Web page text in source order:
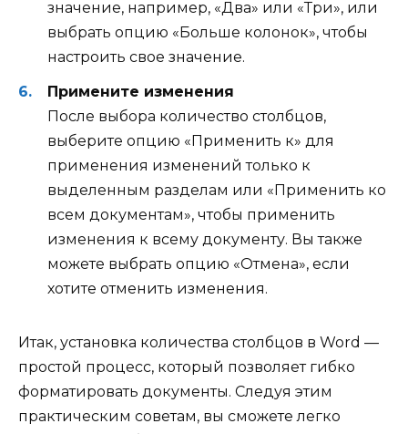
значение, например, «Два» или «Три», или
выбрать опцию «Больше колонок», чтобы
настроить свое значение.
Примените изменения
После выбора количество столбцов,
выберите опцию «Применить к» для
применения изменений только к
выделенным разделам или «Применить ко
всем документам», чтобы применить
изменения к всему документу. Вы также
можете выбрать опцию «Отмена», если
хотите отменить изменения.
Итак, установка количества столбцов в Word —
простой процесс, который позволяет гибко
форматировать документы. Следуя этим
практическим советам, вы сможете легко